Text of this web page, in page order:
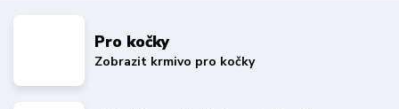
Pro kočky
Zobrazit krmivo pro kočky